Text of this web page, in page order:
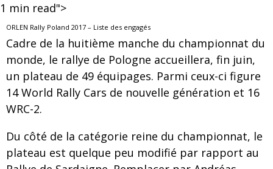
1 min read">
ORLEN Rally Poland 2017 – Liste des engagés
Cadre de la huitième manche du championnat du
monde, le rallye de Pologne accueillera, fin juin,
un plateau de 49 équipages. Parmi ceux-ci figure
14 World Rally Cars de nouvelle génération et 16
WRC-2.
Du côté de la catégorie reine du championnat, le
plateau est quelque peu modifié par rapport au